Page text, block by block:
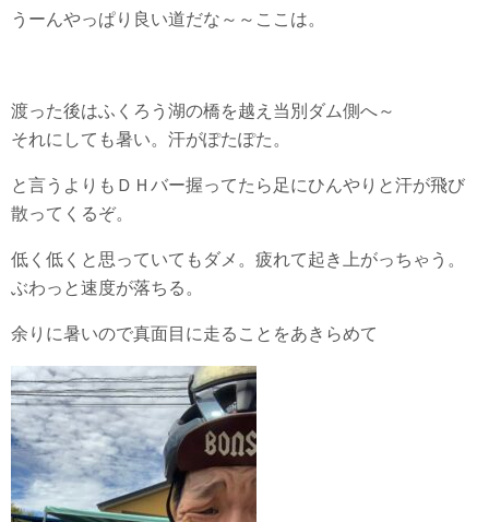
うーんやっぱり良い道だな～～ここは。
渡った後はふくろう湖の橋を越え当別ダム側へ～
それにしても暑い。汗がぽたぽた。
と言うよりもＤＨバー握ってたら足にひんやりと汗が飛び
散ってくるぞ。
低く低くと思っていてもダメ。疲れて起き上がっちゃう。
ぶわっと速度が落ちる。
余りに暑いので真面目に走ることをあきらめて